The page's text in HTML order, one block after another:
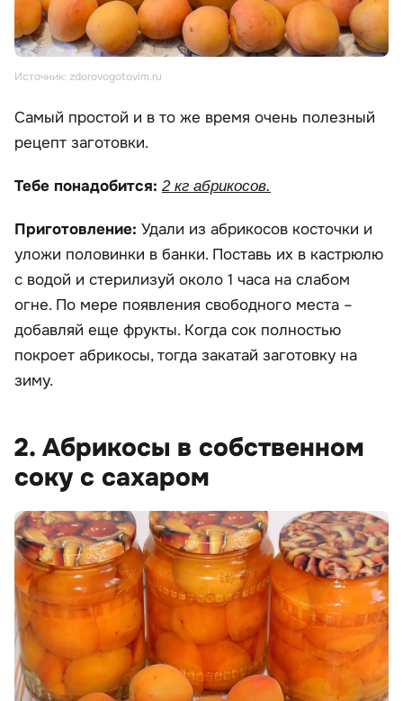
Источник: zdorovogotovim.ru
Самый простой и в то же время очень полезный
рецепт заготовки.
Тебе понадобится: 2 кг абрикосов.
Приготовление: Удали из абрикосов косточки и
уложи половинки в банки. Поставь их в кастрюлю
с водой и стерилизуй около 1 часа на слабом
огне. По мере появления свободного места –
добавляй еще фрукты. Когда сок полностью
покроет абрикосы, тогда закатай заготовку на
зиму.
2. Абрикосы в собственном
соку с сахаром